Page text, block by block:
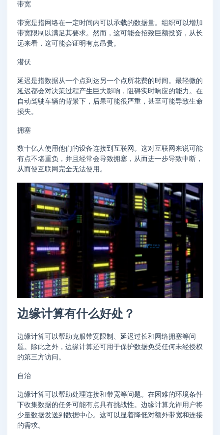
带宽
带宽是指网络在一定时间内可以承载的数据量。组织可以增加
带宽限制以满足其要求。然而，这可能会招致巨额投资，从长
远来看，这可能会证明有点昂贵。
潜伏
延迟是指数据从一个点到达另一个点所花费的时间。最轻微的
延迟都会对决策过程产生巨大影响，阻碍实时响应的能力。在
自动驾驶车辆的背景下，后果可能很严重，甚至可能导致生命
损失。
拥塞
数十亿人使用他们的设备连接到互联网。这对互联网来说可能
有点不堪重负，并且经常会导致拥塞，从而进一步导致中断，
从而使互联网完全无法使用。
边缘计算有什么好处？
边缘计算可以帮助克服带宽限制、延迟过长和网络拥塞等问
题。除此之外，边缘计算还可用于保护数据免受任何未经授权
的第三方访问。
自治
边缘计算可以帮助处理连接和带宽等问题。在困难的环境条件
下收集数据的任务可能有点具有挑战性。边缘计算允许用户将
少量数据发送到数据中心。这可以显着降低对额外带宽和连接
的需求。